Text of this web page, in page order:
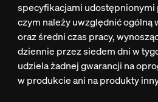
specyfikacjami udostępnionymi
czym należy uwzględnić ogólną
oraz średni czas pracy,
dziennie przez siedem dni w
udziela żadnej gwarancji na
w produkcie ani na produkty